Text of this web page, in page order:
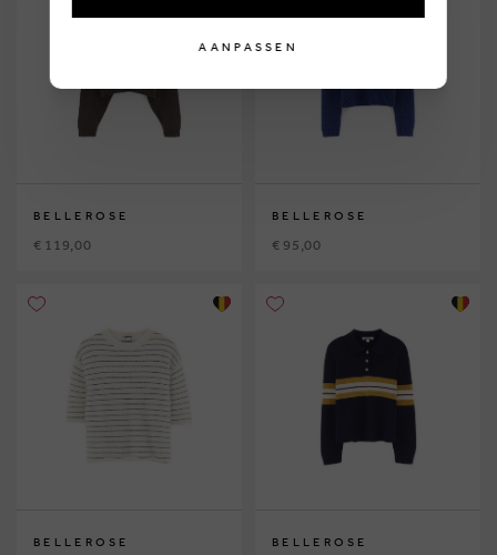
BELLEROSE
€ 119,00
BELLEROSE
€ 95,00
BELLEROSE BELLEROSE
AANPASSEN